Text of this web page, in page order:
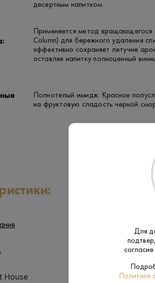
десертным напитком.
Применяется метод вращающегося
Column) для бережного удаления
эффективно сохраняет летучие
оставляя напитку полноценный
Полнотелый имидж: Красное
на фруктовую сладость черной
House
Для
Политике